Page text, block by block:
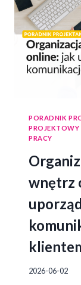
PORADNIK
PROJEKTOWY
PRACY
wnętrz
2026-06-02